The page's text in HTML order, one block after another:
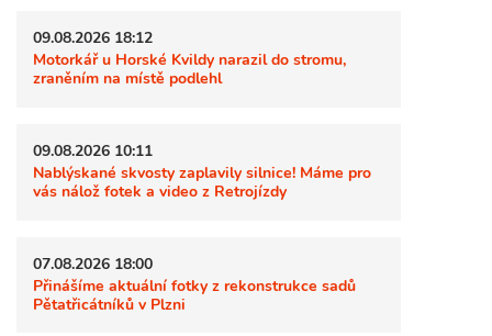
09.08.2026 18:12
Motorkář u Horské Kvildy narazil do stromu,
zraněním na místě podlehl
09.08.2026 10:11
Nablýskané skvosty zaplavily silnice! Máme pro
vás nálož fotek a video z Retrojízdy
07.08.2026 18:00
Přinášíme aktuální fotky z rekonstrukce sadů
Pětatřicátníků v Plzni